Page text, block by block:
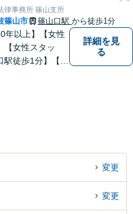
律事務所 篠山支所
篠山市 篠山口駅 から徒歩1分
年以上】【女性
【女性スタッ
徒歩1分】【夜
詳細を見
る
変更
変更